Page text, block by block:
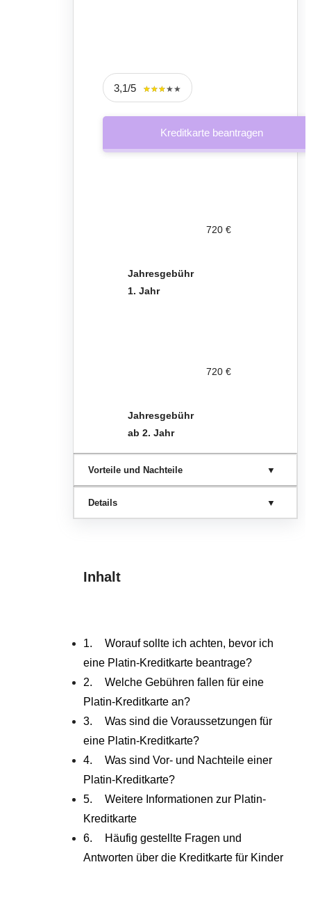
3,1/5 ★★★★★
★★★★★
Kreditkarte beantragen
Jahresgebühr
1. Jahr
720 €
Jahresgebühr
ab 2. Jahr
720 €
Vorteile und Nachteile
Details
Inhalt
Worauf sollte ich achten, bevor ich
eine Platin-Kreditkarte beantrage?
Welche Gebühren fallen für eine
Platin-Kreditkarte an?
Was sind die Voraussetzungen für
eine Platin-Kreditkarte?
Was sind Vor- und Nachteile einer
Platin-Kreditkarte?
Weitere Informationen zur Platin-
Kreditkarte
Häufig gestellte Fragen und
Antworten über die Kreditkarte für Kinder